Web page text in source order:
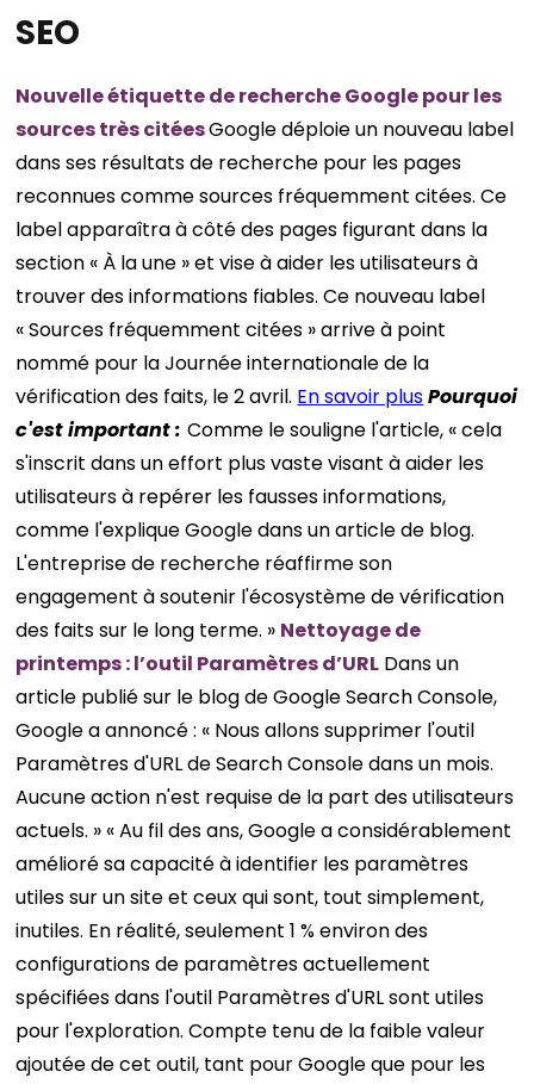
SEO
Nouvelle étiquette de recherche Google pour les
sources très citéesGoogle déploie un nouveau label
dans ses résultats de recherche pour les pages
reconnues comme sources fréquemment citées. Ce
label apparaîtra à côté des pages figurant dans la
section « À la une » et vise à aider les utilisateurs à
trouver des informations fiables. Ce nouveau label
« Sources fréquemment citées » arrive à point
nommé pour la Journée internationale de la
vérification des faits, le 2 avril. En savoir plusPourquoi
c'est important : Comme le souligne l'article, « cela
s'inscrit dans un effort plus vaste visant à aider les
utilisateurs à repérer les fausses informations,
comme l'explique Google dans un article de blog.
L'entreprise de recherche réaffirme son
engagement à soutenir l'écosystème de vérification
des faits sur le long terme. » Nettoyage de
printemps : l’outil Paramètres d’URL Dans un
article publié sur le blog de Google Search Console,
Google a annoncé : « Nous allons supprimer l'outil
Paramètres d'URL de Search Console dans un mois.
Aucune action n'est requise de la part des utilisateurs
actuels. » « Au fil des ans, Google a considérablement
amélioré sa capacité à identifier les paramètres
utiles sur un site et ceux qui sont, tout simplement,
inutiles. En réalité, seulement 1 % environ des
configurations de paramètres actuellement
spécifiées dans l'outil Paramètres d'URL sont utiles
pour l'exploration. Compte tenu de la faible valeur
ajoutée de cet outil, tant pour Google que pour les